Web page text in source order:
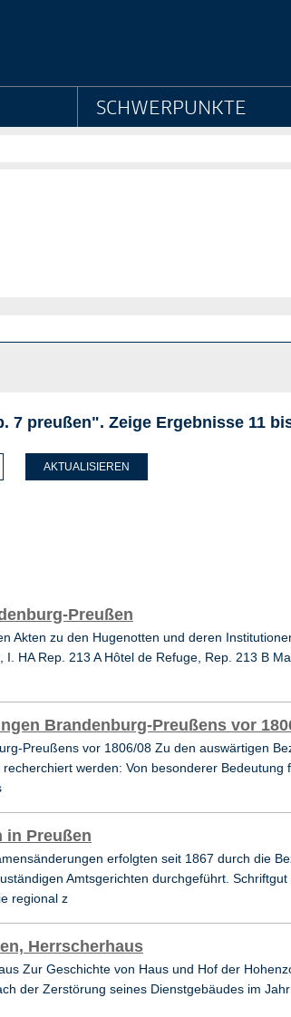
Preußischer
SCHWERPUNKTE
7 preußen". Zeige Ergebnisse 11
AKTUALISIEREN
Preußen
Akten zu den Hugenotten und deren
HA Rep. 213 A Hôtel de Refuge, Rep. 213 B
Brandenburg-Preußens vor
Preußens vor 1806/08 Zu den auswärtigen
werden: Von besonderer
in Preußen
erfolgten seit 1867 durch die
Amtsgerichten durchgeführt.
regional z
Herrscherhaus
Zur Geschichte von Haus und Hof der
der Zerstörung seines Dienstgebäudes im